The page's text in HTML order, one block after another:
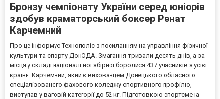
Бронзу чемпіонату України серед юніорів
здобув краматорський боксер Ренат
Карчемний
Про це інформує Технополіс з посиланням на управління фізичної
культури та спорту ДонОДА. Змагання тривали десять днів, а за
місця у складі національної збірної боролися 437 учасників з усієї
країни. Карчемний, який є вихованцем Донецького обласного
спеціалізованого фахового коледжу спортивного профілю,
виступав у ваговій категорії до 52 кг. Підготовкою спортсмена